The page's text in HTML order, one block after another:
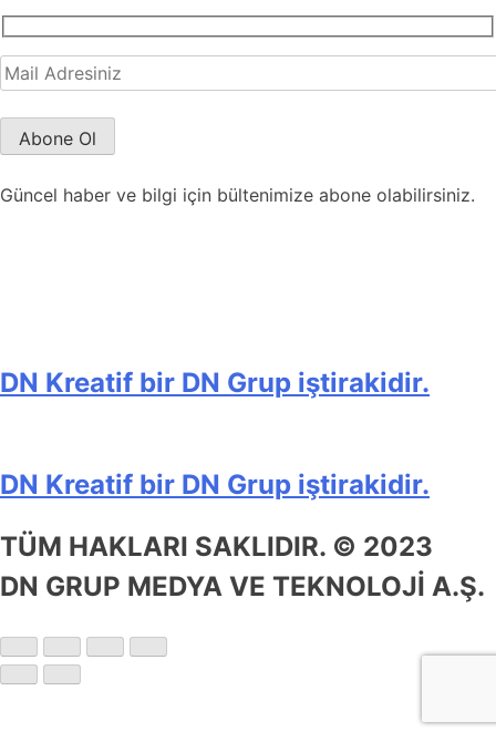
Güncel haber ve bilgi için bültenimize abone olabilirsiniz.
DN Kreatif bir DN Grup iştirakidir.
DN Kreatif bir DN Grup iştirakidir.
TÜM HAKLARI SAKLIDIR. © 2023
DN GRUP MEDYA VE TEKNOLOJİ A.Ş.